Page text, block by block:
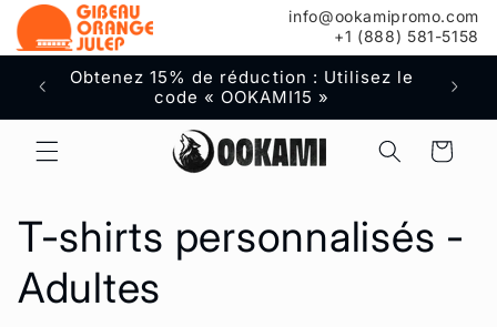
info@ookamipromo.com
+1 (888) 581-5158
Obtenez 15% de réduction : Utilisez le
code « OOKAMI15 »
Panier
C
o
T-shirts personnalisés -
Adultes